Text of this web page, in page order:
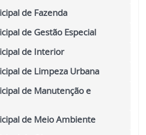
de Fazenda
de Gestão Especial
de Interior
de Limpeza Urbana
de Manutenção e
de Meio Ambiente